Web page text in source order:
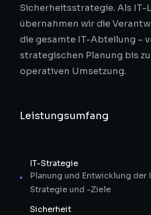
Sicherheitsstrategie. Als IT-
übernahmen wir die
die gesamte IT-Abteilung –
strategischen Planung bis
operativen Umsetzung.
Leistungsumfang
IT-Strategie
Planung und Entwicklung der
Strategie und -Ziele
Sicherheit